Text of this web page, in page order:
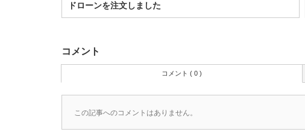
ドローンを注文しました
コメント
コメント ( 0 )
この記事へのコメントはありません。